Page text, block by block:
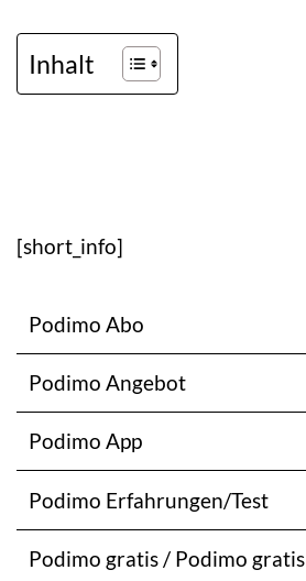
Inhalt
[short_info]
Podimo Abo
Podimo Angebot
Podimo App
Podimo Erfahrungen/Test
Podimo gratis / Podimo